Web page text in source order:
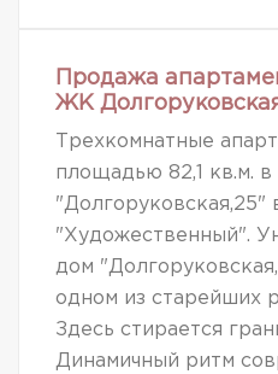
Продажа
ЖК
Трехкомнатные
площадью 82,1 кв.м.
"Долгоруковская,25"
"Художественный".
дом
одном из старейших
Здесь стирается
Динамичный ритм